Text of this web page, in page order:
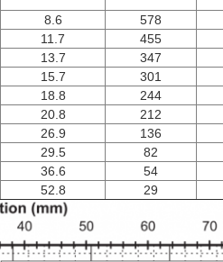
8.6 578
11.7 455
13.7 347
15.7 301
18.8 244
20.8 212
26.9 136
29.5 82
36.6 54
52.8 29